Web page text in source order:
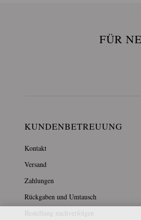
FÜR
KUNDENBETREUUNG
Kontakt
Versand
Zahlungen
Rückgaben und Umtausch
Bestellung nachverfolgen